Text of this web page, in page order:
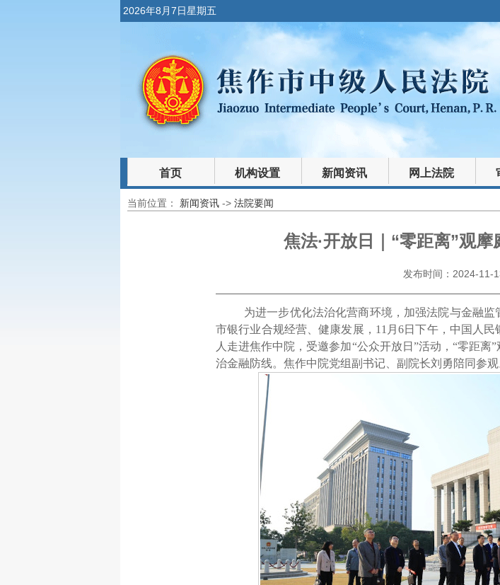
2026年8月7日星期五
首页 机构设置 新闻资讯 网上法院
裁判文书 法律文库
当前位置： 新闻资讯 -> 法院要闻
焦法·开放日｜“零距离”观
发布时间：2024-11-
为进一步优化法治化营商环境，加强法院与金融
市银行业合规经营、健康发展， 11月6日下午，中国人
人走进焦作中院，受邀参加“公众开放日”活动，“零距
治金融防线。焦作中院党组副书记、副院长刘勇陪同参观